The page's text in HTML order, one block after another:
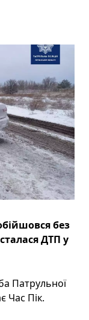
без
ДТП у
Патрульної
Час Пік.